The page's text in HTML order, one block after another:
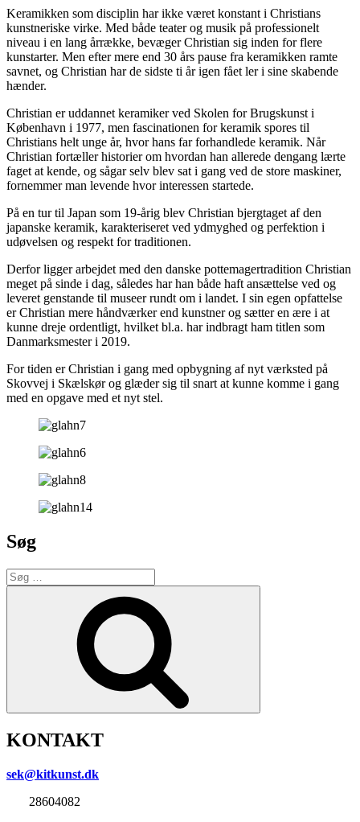
Keramikken som disciplin har ikke været konstant i Christians
kunstneriske virke. Med både teater og musik på professionelt
niveau i en lang årrække, bevæger Christian sig inden for flere
kunstarter. Men efter mere end 30 års pause fra keramikken ramte
savnet, og Christian har de sidste ti år igen fået ler i sine skabende
hænder.
Christian er uddannet keramiker ved Skolen for Brugskunst i
København i 1977, men fascinationen for keramik spores til
Christians helt unge år, hvor hans far forhandlede keramik. Når
Christian fortæller historier om hvordan han allerede dengang lærte
faget at kende, og sågar selv blev sat i gang ved de store maskiner,
fornemmer man levende hvor interessen startede.
På en tur til Japan som 19-årig blev Christian bjergtaget af den
japanske keramik, karakteriseret ved ydmyghed og perfektion i
udøvelsen og respekt for traditionen.
Derfor ligger arbejdet med den danske pottemagertradition Christian
meget på sinde i dag, således har han både haft ansættelse ved og
leveret genstande til museer rundt om i landet. I sin egen opfattelse
er Christian mere håndværker end kunstner og sætter en ære i at
kunne dreje ordentligt, hvilket bl.a. har indbragt ham titlen som
Danmarksmester i 2019.
For tiden er Christian i gang med opbygning af nyt værksted på
Skovvej i Skælskør og glæder sig til snart at kunne komme i gang
med en opgave med et nyt stel.
Søg
Søg
efter:
KONTAKT
sek@kitkunst.dk
28604082